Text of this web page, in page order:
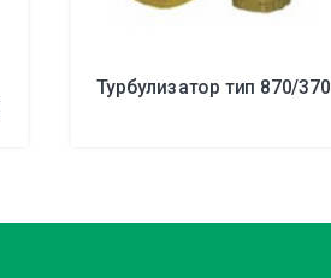
Турбулизатор тип 870/370